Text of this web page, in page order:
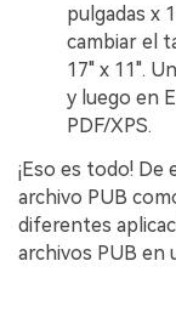
pulgadas x
cambiar el
17" x 11".
y luego en
PDF/XPS.
¡Eso es todo! De
archivo PUB
diferentes
archivos PUB en